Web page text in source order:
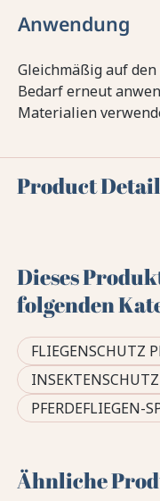
Anwendung
Gleichmäßig auf
Bedarf erneut
Materialien
Product
Dieses
folgenden
FLIEGENSCHUTZ
PFERDEFLIEGEN-
Ähnliche